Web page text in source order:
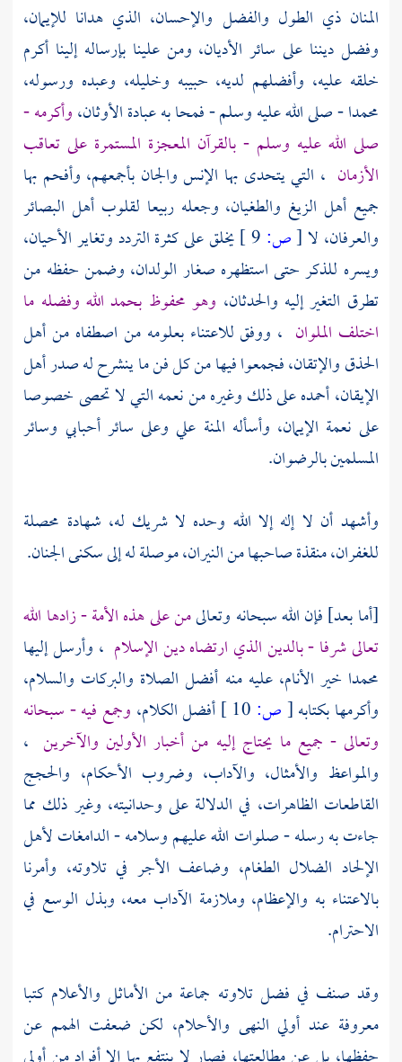
المنان ذي الطول والفضل والإحسان، الذي هدانا للإيمان،
وفضل ديننا على سائر الأديان، ومن علينا بإرساله إلينا أكرم
خلقه عليه، وأفضلهم لديه، حبيبه وخليله، وعبده ورسوله،
محمدا- صلى الله عليه وسلم - فمحا به عبادة الأوثان،وأكرمه -
صلى الله عليه وسلم - بالقرآن المعجزة المستمرة على تعاقب
الأزمان ، التي يتحدى بها الإنس والجان بأجمعهم، وأفحم بها
جميع أهل الزيغ والطغيان، وجعله ربيعا لقلوب أهل البصائر
والعرفان، لا[ص:
يخلق على كثرة التردد وتغاير الأحيان،
ويسره للذكر حتى استظهره صغار الولدان، وضمن حفظه من
تطرق التغير إليه والحدثان، وهو محفوظ بحمد الله وفضله ما
اختلف الملوان ، ووفق للاعتناء بعلومه من اصطفاه من أهل
الحذق والإتقان، فجمعوا فيها من كل فن ما ينشرح له صدر أهل
الإيقان، أحمده على ذلك وغيره من نعمه التي لا تحصى خصوصا
على نعمة الإيمان، وأسأله المنة علي وعلى سائر أحبابي وسائر
المسلمين بالرضوان.
وأشهد أن لا إله إلا الله وحده لا شريك له، شهادة محصلة
للغفران، منقذة صاحبها من النيران، موصلة له إلى سكنى الجنان.
[أما بعد] فإن الله سبحانه وتعالىمن على هذه الأمة - زادها الله
تعالى شرفا - بالدين الذي ارتضاه دين الإسلام ، وأرسل إليها
محمدا خير الأنام، عليه منه أفضل الصلاة والبركات والسلام،
وأكرمها بكتابه[ص: أفضل الكلام، وجمع فيه - سبحانه
وتعالى - جميع ما يحتاج إليه من أخبار الأولين والآخرين ،
والمواعظ والأمثال، والآداب، وضروب الأحكام، والحجج
القاطعات الظاهرات، في الدلالة على وحدانيته، وغير ذلك مما
جاءت به رسله - صلوات الله عليهم وسلامه - الدامغات لأهل
الإلحاد الضلال الطغام، وضاعف الأجر في تلاوته، وأمرنا
بالاعتناء به والإعظام، وملازمة الآداب معه، وبذل الوسع في
الاحترام.
وقد صنف في فضل تلاوته جماعة من الأماثل والأعلام كتبا
معروفة عند أولي النهى والأحلام، لكن ضعفت الهمم عن